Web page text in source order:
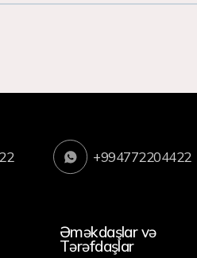
+994772204422
Əməkdaşlar və
Tərəfdaşlar